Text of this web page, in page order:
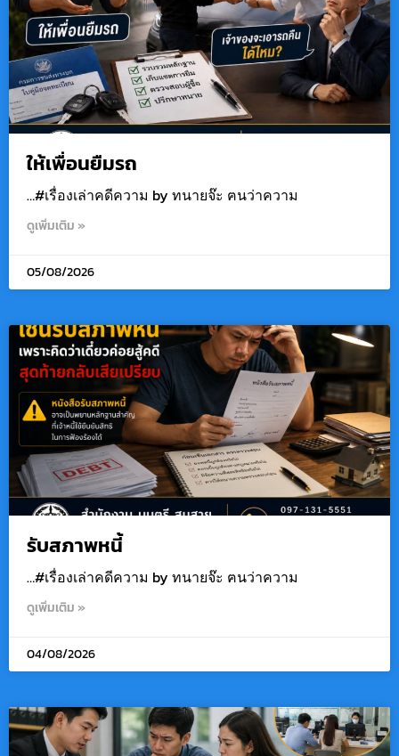
ให้เพื่อนยืมรถ
…#เรื่องเล่าคดีความ by ทนายจ๊ะ ฅนว่าความ
ดูเพิ่มเติม »
05/08/2026
รับสภาพหนี้
…#เรื่องเล่าคดีความ by ทนายจ๊ะ ฅนว่าความ
ดูเพิ่มเติม »
04/08/2026